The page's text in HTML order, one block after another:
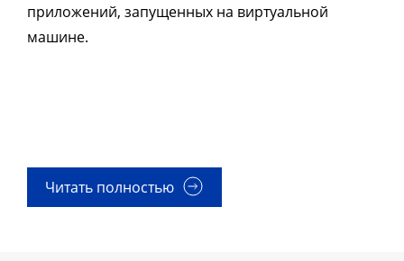
приложений, запущенных на виртуальной
машине.
Читать полностью